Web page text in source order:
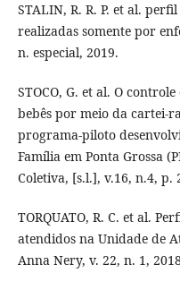
STALIN, R. R. P. et al.
realizadas somente por
n. especial, 2019.
STOCO, G. et al. O
bebês por meio da cartei-
programa-piloto
Família em Ponta Grossa
Coletiva, [s.l.], v.16, n.4, p.
TORQUATO, R. C. et al.
atendidos na Unidade de
Anna Nery, v. 22, n. 1,